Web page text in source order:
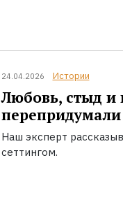
24.04.2026 Истории
Любовь, стыд и
Наш эксперт
сеттингом.